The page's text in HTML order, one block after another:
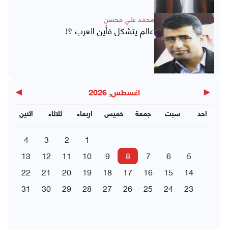
محمد علي محسن
عالم يتشكل فأين العرب ؟!
◀ اغسطس, 2026 ▶
اثنين ثلاثاء اربعاء خميس جمعة سبت احد
1
2
3
4
5
6
7
8
9
10
11
12
13
14
15
16
17
18
19
20
21
22
23
24
25
26
27
28
29
30
31